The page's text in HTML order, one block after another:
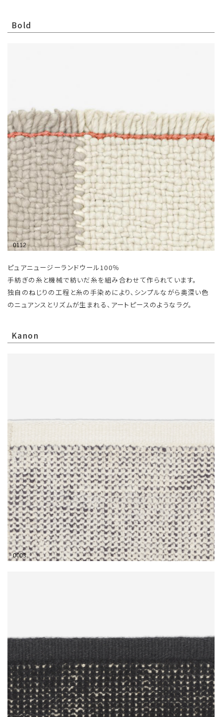
Bold
ピュアニュージーランドウール100％
手紡ぎの糸と機械で紡いだ糸を組み合わせて作られています。
独自のねじりの工程と糸の手染めにより、シンプルながら奥深い色
のニュアンスとリズムが生まれる、アートピースのようなラグ。
Kanon